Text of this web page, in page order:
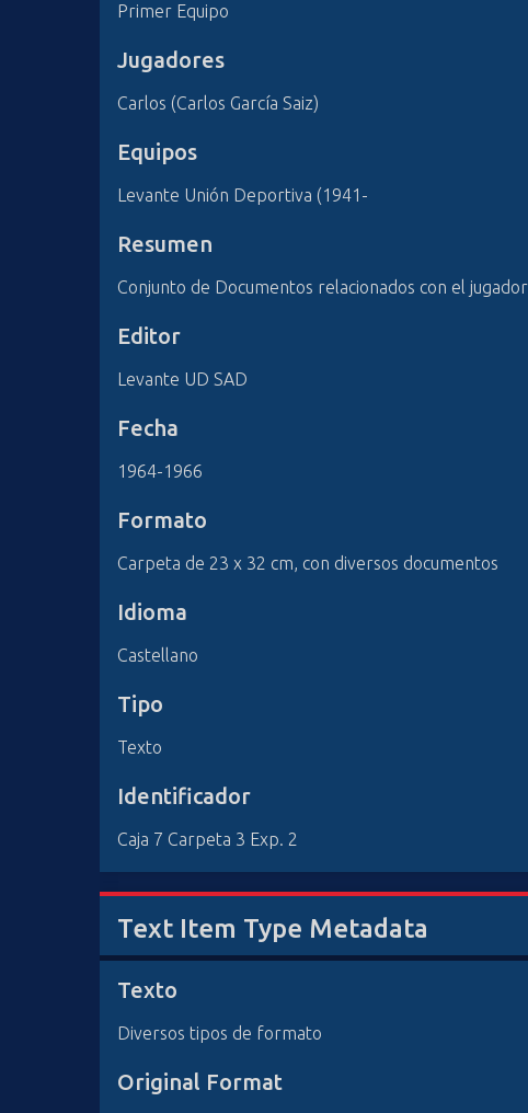
Primer Equipo
Jugadores
Carlos (Carlos García Saiz)
Equipos
Levante Unión Deportiva (1941-
Resumen
Conjunto de Documentos relacionados con el
Editor
Levante UD SAD
Fecha
1964-1966
Formato
Carpeta de 23 x 32 cm, con diversos documentos
Idioma
Castellano
Tipo
Texto
Identificador
Caja 7 Carpeta 3 Exp. 2
Text Item Type Metadata
Texto
Diversos tipos de formato
Original Format